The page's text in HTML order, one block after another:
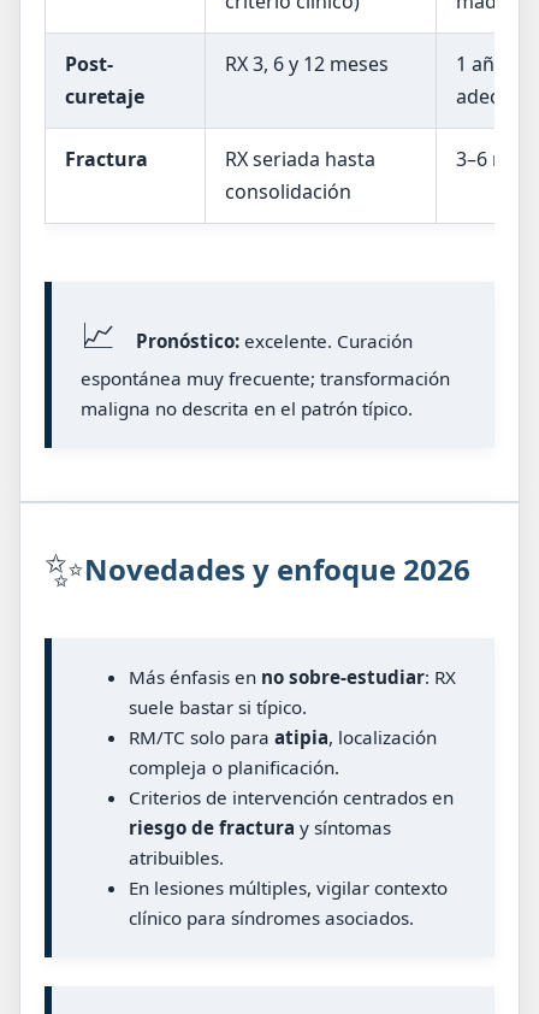
Post-
curetaje
RX 3, 6 y 12 meses
1 año si
Fractura
RX seriada hasta
consolidación
3–6
📈 Pronóstico:excelente. Curación
espontánea muy frecuente; transformación
maligna no descrita en el patrón típico.
✨Novedades y enfoque 2026
Más énfasis en no sobre-estudiar: RX
suele bastar si típico.
RM/TC solo para atipia, localización
compleja o planificación.
Criterios de intervención centrados en
riesgo de fractura y síntomas
atribuibles.
En lesiones múltiples, vigilar contexto
clínico para síndromes asociados.